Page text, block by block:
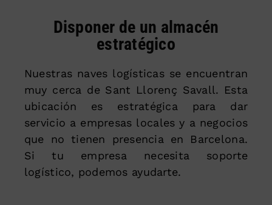
Disponer de un almacén
estratégico
Nuestras naves logísticas se encuentran
muy cerca de Sant Llorenç Savall. Esta
ubicación es estratégica para dar
servicio a empresas locales y a negocios
que no tienen presencia en Barcelona.
Si tu empresa necesita soporte
logístico, podemos ayudarte.